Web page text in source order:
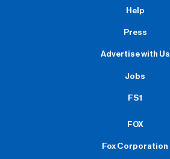
Help
Press
Advertise with Us
Jobs
FS1
FOX
Fox Corporation